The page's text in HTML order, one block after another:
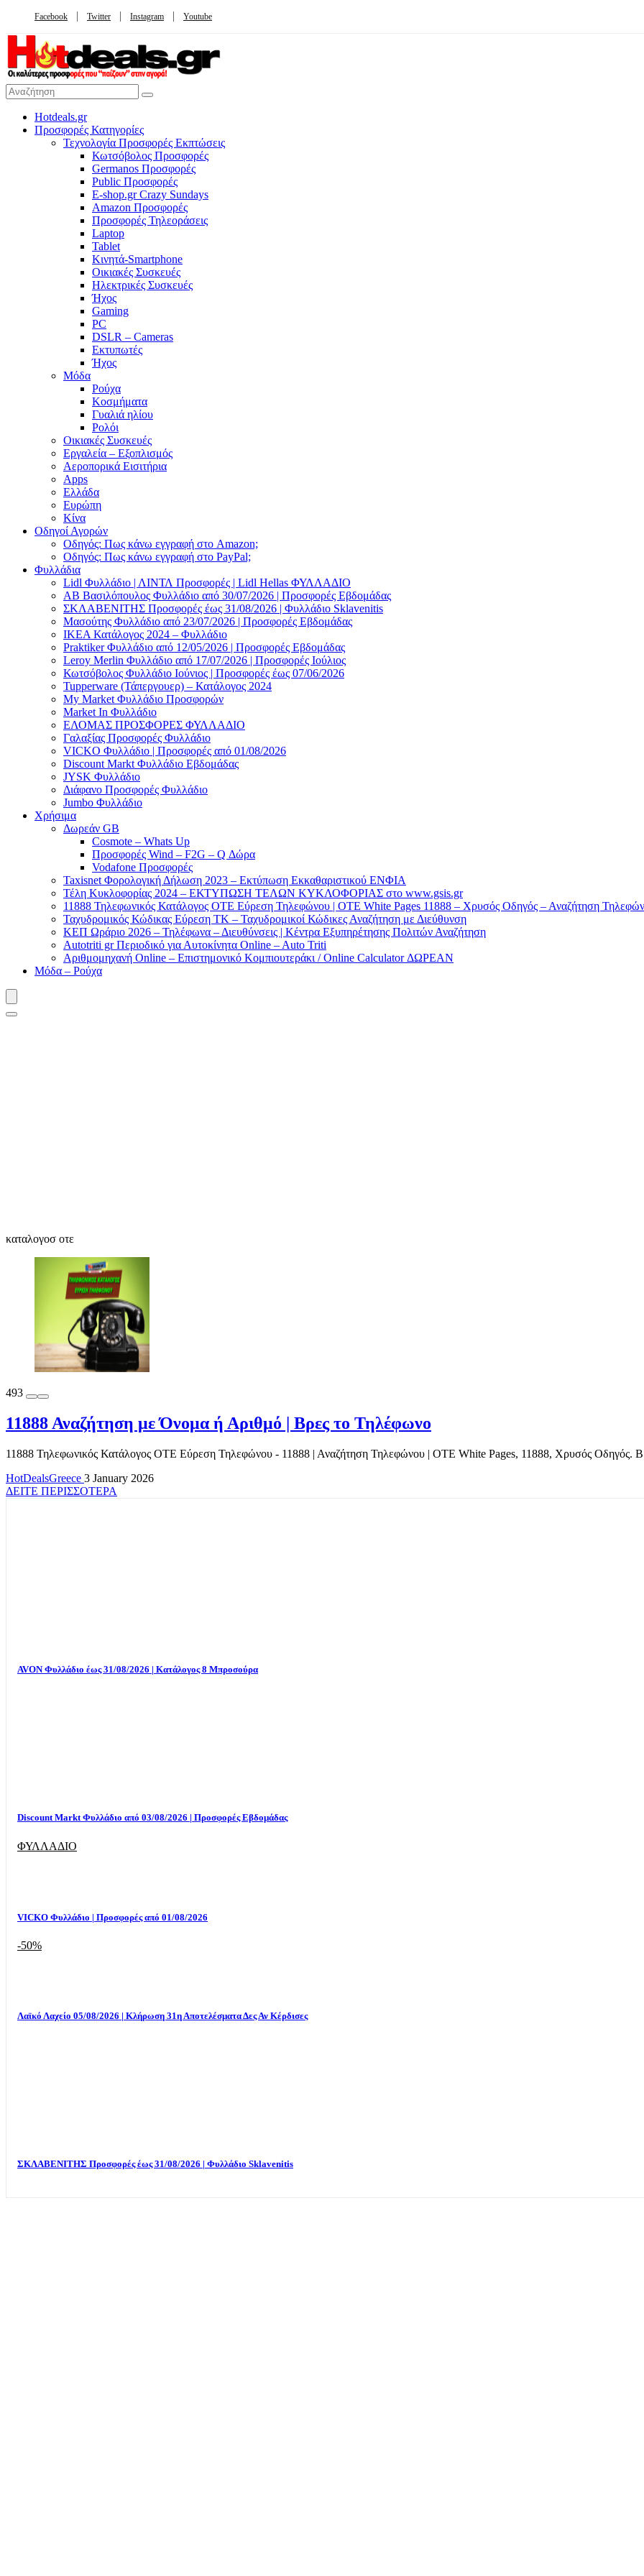
Facebook Twitter Instagram Youtube
Hotdeals.gr
Προσφορές Κατηγορίες
Τεχνολογία Προσφορές Εκπτώσεις
Κωτσόβολος Προσφορές
Germanos Προσφορές
Public Προσφορές
E-shop.gr Crazy Sundays
Amazon Προσφορές
Προσφορές Τηλεοράσεις
Laptop
Tablet
Κινητά-Smartphone
Οικιακές Συσκευές
Hλεκτρικές Συσκευές
Ήχος
Gaming
PC
DSLR – Cameras
Εκτυπωτές
Ήχος
Μόδα
Ρούχα
Κοσμήματα
Γυαλιά ηλίου
Ρολόι
Οικιακές Συσκευές
Εργαλεία – Εξοπλισμός
Αεροπορικά Εισιτήρια
Apps
Ελλάδα
Ευρώπη
Κίνα
Οδηγοί Αγορών
Οδηγός: Πως κάνω εγγραφή στο Amazon;
Οδηγός: Πως κάνω εγγραφή στο PayPal;
Φυλλάδια
Lidl Φυλλάδιο | ΛΙΝΤΛ Προσφορές | Lidl Hellas ΦΥΛΛΑΔΙΟ
AB Βασιλόπουλος Φυλλάδιο από 30/07/2026 | Προσφορές Εβδομάδας
ΣΚΛΑΒΕΝΙΤΗΣ Προσφορές έως 31/08/2026 | Φυλλάδιο Sklavenitis
Μασούτης Φυλλάδιο από 23/07/2026 | Προσφορές Εβδομάδας
ΙΚΕΑ Κατάλογος 2024 – Φυλλάδιο
Praktiker Φυλλάδιο από 12/05/2026 | Προσφορές Εβδομάδας
Leroy Merlin Φυλλάδιο από 17/07/2026 | Προσφορές Ιούλιος
Κωτσόβολος Φυλλάδιο Ιούνιος | Προσφορές έως 07/06/2026
Tupperware (Τάπεργουερ) – Κατάλογος 2024
My Market Φυλλάδιο Προσφορών
Market In Φυλλάδιο
ΕΛΟΜΑΣ ΠΡΟΣΦΟΡΕΣ ΦΥΛΛΑΔΙΟ
Γαλαξίας Προσφορές Φυλλάδιο
VICKO Φυλλάδιο | Προσφορές από 01/08/2026
Discount Markt Φυλλάδιο Εβδομάδας
JYSK Φυλλάδιο
Διάφανο Προσφορές Φυλλάδιο
Jumbo Φυλλάδιο
Χρήσιμα
Δωρεάν GB
Cosmote – Whats Up
Προσφορές Wind – F2G – Q Δώρα
Vodafone Προσφορές
Taxisnet Φορολογική Δήλωση 2023 – Εκτύπωση Εκκαθαριστικού EΝΦΙΑ
Τέλη Kυκλοφορίας 2024 – ΕΚΤΥΠΩΣΗ ΤΕΛΩΝ ΚΥΚΛΟΦΟΡΙΑΣ στο www.gsis.gr
11888 Τηλεφωνικός Κατάλογος ΟΤΕ Εύρεση Τηλεφώνου | OTE White Pages 11888 – Χρυσός Οδηγός – Αναζήτηση
Ταχυδρομικός Κώδικας Εύρεση ΤΚ – Ταχυδρομικοί Κώδικες Αναζήτηση με Διεύθυνση
ΚΕΠ Ωράριο 2026 – Τηλέφωνα – Διευθύνσεις | Κέντρα Εξυπηρέτησης Πολιτών Αναζήτηση
Autotriti gr Περιοδικό για Αυτοκίνητα Online – Auto Triti
Αριθμομηχανή Online – Επιστημονικό Κομπιουτεράκι / Online Calculator ΔΩΡΕΑΝ
Μόδα – Ρούχα
καταλογοσ οτε
493
11888 Αναζήτηση με Όνομα ή Αριθμό | Βρες το Τηλέφωνο
11888 Τηλεφωνικός Κατάλογος ΟΤΕ Εύρεση Τηλεφώνου - 11888 | Αναζήτηση Τηλεφώνου | OTE White Pages, 11888, Χρυσός Οδηγός.
HotDealsGreece 3 January 2026
ΔΕΙΤΕ ΠΕΡΙΣΣΟΤΕΡΑ
AVON Φυλλάδιο έως 31/08/2026 | Κατάλογος 8 Μπροσούρα
Discount Markt Φυλλάδιο από 03/08/2026 | Προσφορές Εβδομάδας
ΦΥΛΛΑΔΙΟ
VICKO Φυλλάδιο | Προσφορές από 01/08/2026
-50%
Λαϊκό Λαχείο 05/08/2026 | Κλήρωση 31η Αποτελέσματα Δες Αν Κέρδισες
ΣΚΛΑΒΕΝΙΤΗΣ Προσφορές έως 31/08/2026 | Φυλλάδιο Sklavenitis